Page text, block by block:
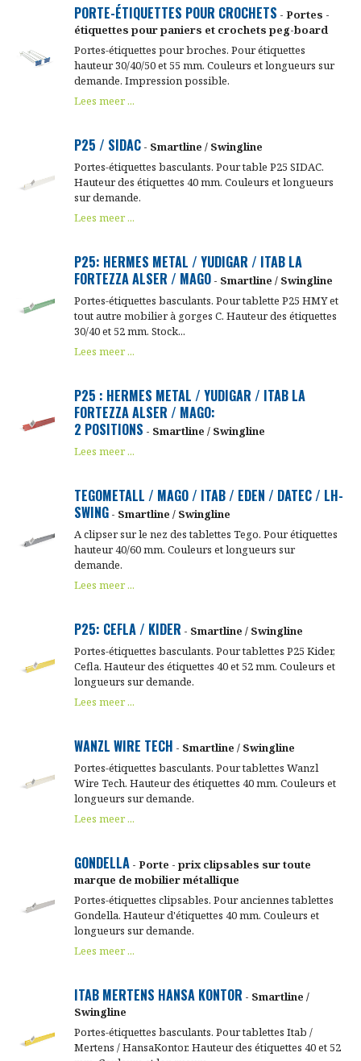
PORTE-ÉTIQUETTES POUR CROCHETS - Portes -
étiquettes pour paniers et crochets peg-board
Portes-étiquettes pour broches. Pour étiquettes
hauteur 30/40/50 et 55 mm. Couleurs et longueurs sur
demande. Impression possible.
Lees meer ...
P25 / SIDAC- Smartline / Swingline
Portes-étiquettes basculants. Pour table P25 SIDAC.
Hauteur des étiquettes 40 mm. Couleurs et longueurs
sur demande.
Lees meer ...
P25: HERMES METAL / YUDIGAR / ITAB LA
FORTEZZA ALSER / MAGO- Smartline / Swingline
Portes-étiquettes basculants. Pour tablette P25 HMY et
tout autre mobilier à gorges C. Hauteur des étiquettes
30/40 et 52 mm. Stock...
Lees meer ...
P25 : HERMES METAL / YUDIGAR / ITAB LA
FORTEZZA ALSER / MAGO:
2 POSITIONS - Smartline / Swingline
Lees meer ...
TEGOMETALL / MAGO / ITAB / EDEN / DATEC / LH-
SWING- Smartline / Swingline
A clipser sur le nez des tablettes Tego. Pour étiquettes
hauteur 40/60 mm. Couleurs et longueurs sur
demande.
Lees meer ...
P25: CEFLA / KIDER - Smartline / Swingline
Portes-étiquettes basculants. Pour tablettes P25 Kider,
Cefla. Hauteur des étiquettes 40 et 52 mm. Couleurs et
longueurs sur demande.
Lees meer ...
WANZL WIRE TECH - Smartline / Swingline
Portes-étiquettes basculants. Pour tablettes Wanzl
Wire Tech. Hauteur des étiquettes 40 mm. Couleurs et
longueurs sur demande.
Lees meer ...
GONDELLA- Porte - prix clipsables sur toute
marque de mobilier métallique
Portes-étiquettes clipsables. Pour anciennes tablettes
Gondella. Hauteur d'étiquettes 40 mm. Couleurs et
longueurs sur demande.
Lees meer ...
ITAB MERTENS HANSA KONTOR - Smartline /
Swingline
Portes-étiquettes basculants. Pour tablettes Itab /
Mertens / HansaKontor. Hauteur des étiquettes 40 et 52